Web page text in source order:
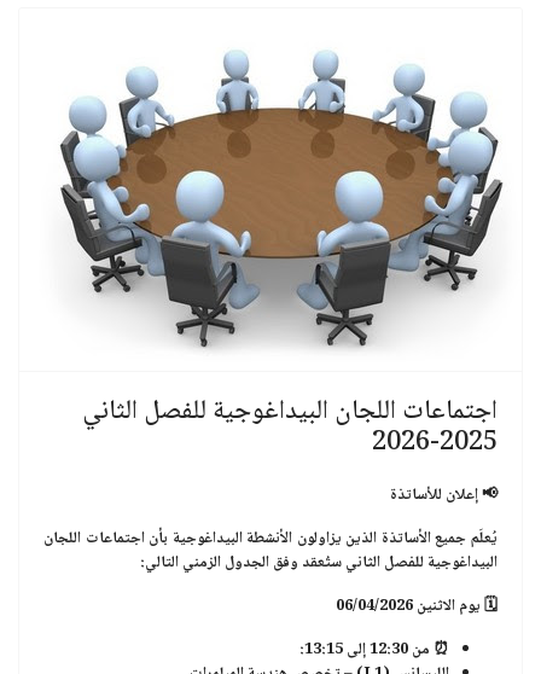
اجتماعات اللجان البيداغوجية للفصل الثاني
2025-2026
📢إعلان للأساتذة
يُعلَم جميع الأساتذة الذين يزاولون الأنشطة البيداغوجية بأناجتماعات اللجان
البيداغوجية للفصلالثانيستُعقد وفق الجدول الزمني التالي:
🗓يوم الاثنين 06/04/2026
⏰ من 12:30 إلى 13:15: